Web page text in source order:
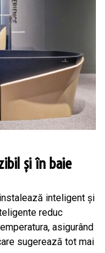
și în baie
inteligent și
reduc
asigurând
sugerează tot mai